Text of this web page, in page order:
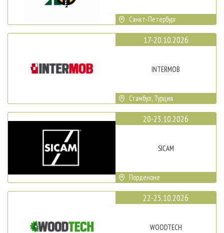
Санкт-Петербург
17-20.10.2026
INTERMOB
Стамбул, Турция
20-23.10.2026
SICAM
Порденоне
22-25.10.2026
WOODTECH